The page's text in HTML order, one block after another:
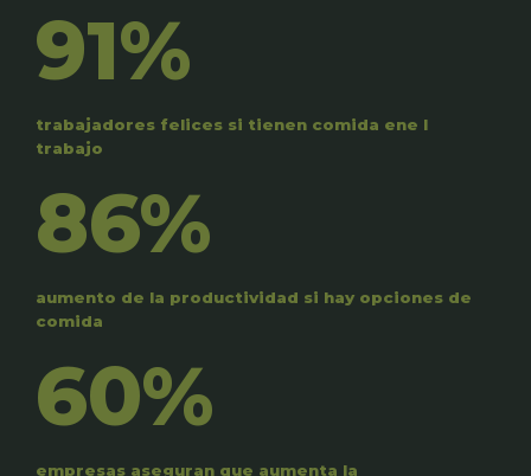
91%
trabajadores felices si tienen comida ene l
trabajo
86%
aumento de la productividad si hay opciones de
comida
60%
empresas aseguran que aumenta la